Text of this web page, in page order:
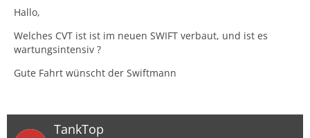
Hallo,
Welches CVT ist ist im neuen SWIFT verbaut, und ist es
wartungsintensiv ?
Gute Fahrt wünscht der Swiftmann
TankTop